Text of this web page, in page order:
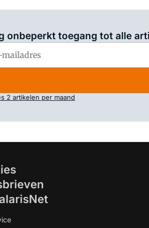
onbeperkt toegang tot alle
2 artikelen per maand